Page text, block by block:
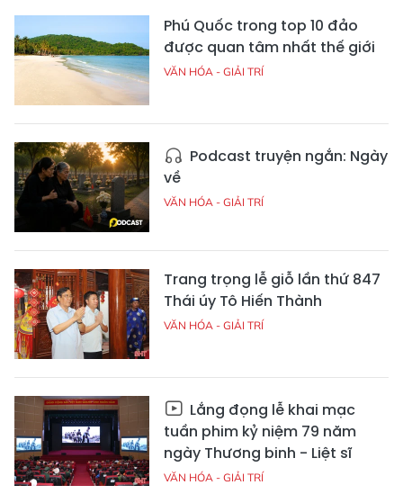
Phú Quốc trong top 10 đảo
được quan tâm nhất thế giới
VĂN HÓA - GIẢI TRÍ
Podcast truyện ngắn: Ngày
về
VĂN HÓA - GIẢI TRÍ
Trang trọng lễ giỗ lần thứ 847
Thái úy Tô Hiến Thành
VĂN HÓA - GIẢI TRÍ
Lắng đọng lễ khai mạc
tuần phim kỷ niệm 79 năm
ngày Thương binh - Liệt sĩ
VĂN HÓA - GIẢI TRÍ